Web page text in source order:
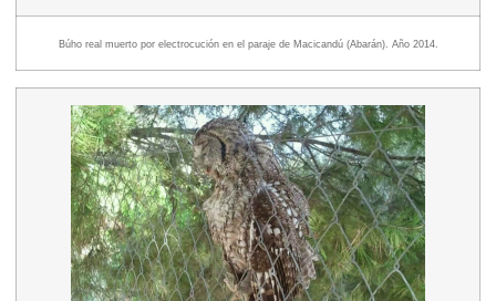
Búho real muerto por electrocución en el paraje de Macicandú (Abarán). Año 2014.